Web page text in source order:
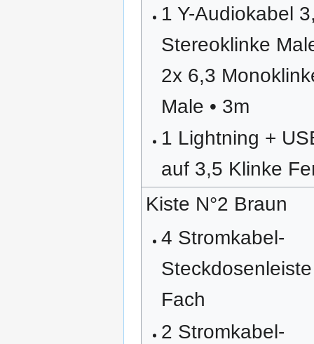
1 Y-Audiokabel
Stereoklinke
2x 6,3
Male • 3m
1 Lightning +
auf 3,5 Klinke
Kiste N°2 Braun
4 Stromkabel-
Fach
2 Stromkabel-